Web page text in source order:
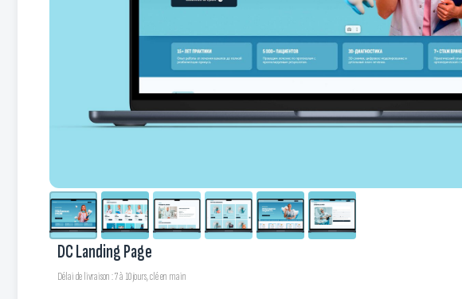
DC Landing Page
Délai de livraison : 7 à 10 jours, clé en main